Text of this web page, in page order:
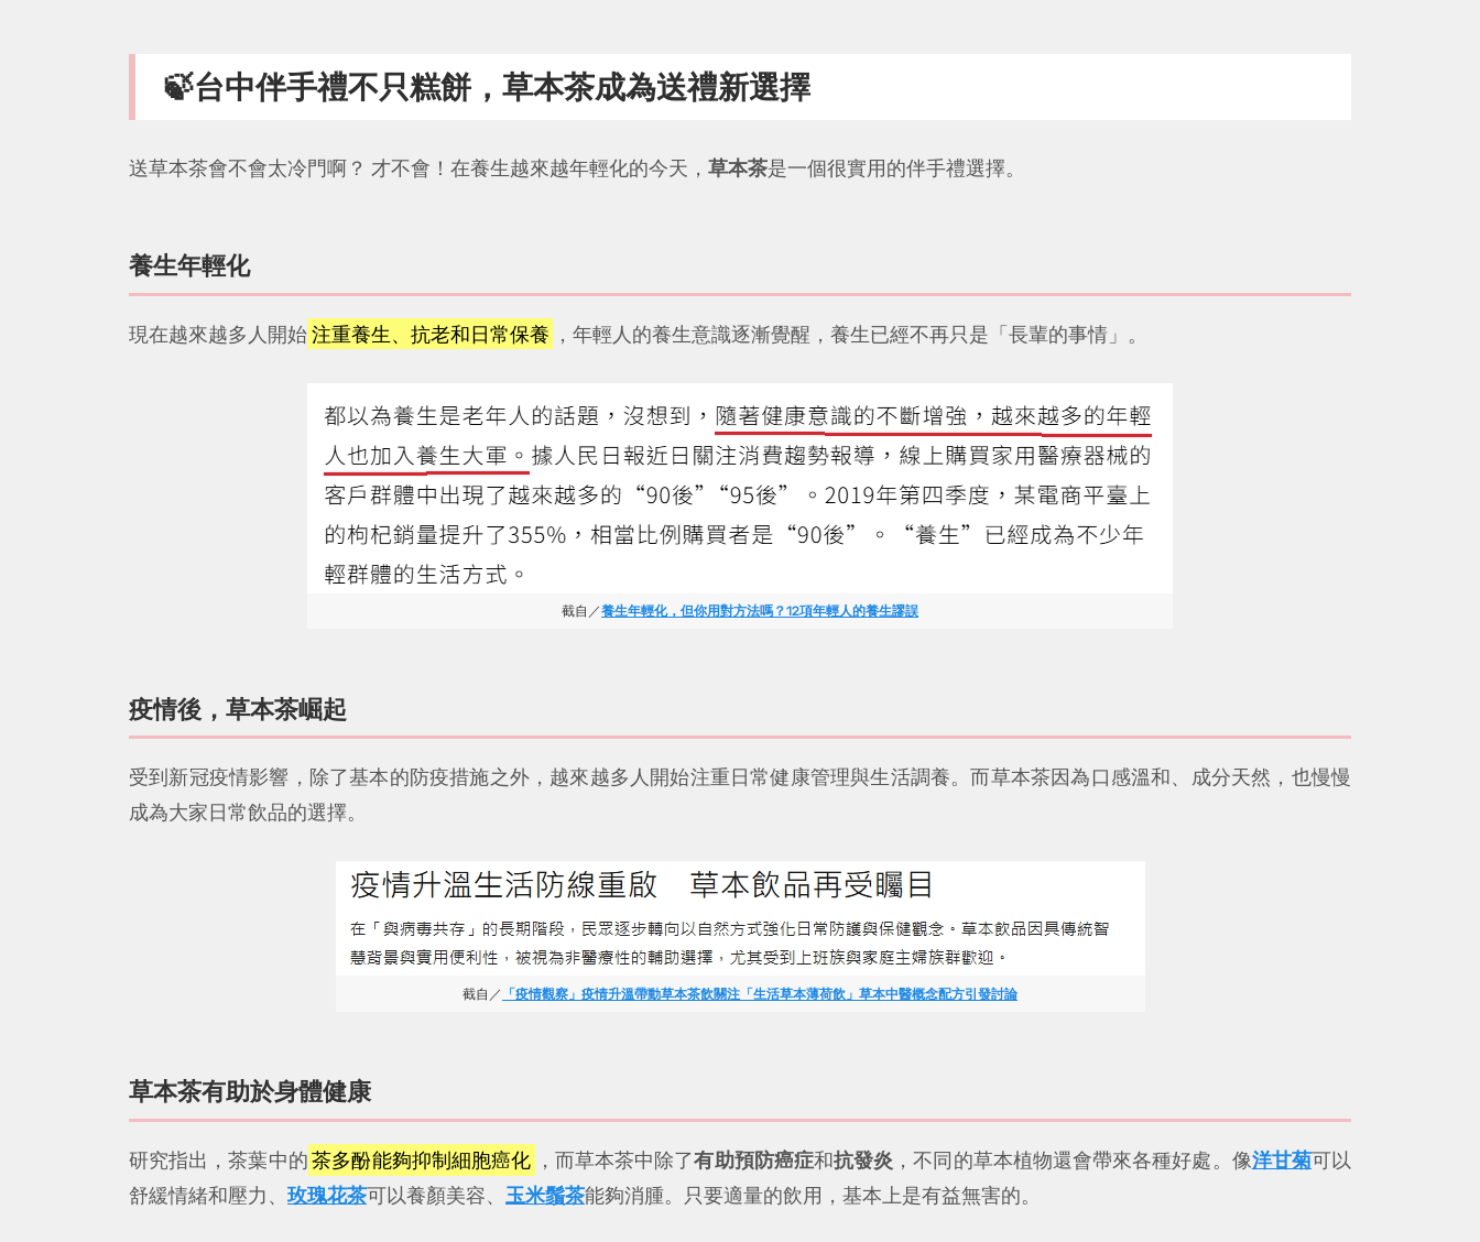
🍃台中伴手禮不只糕餅，草本茶成為送禮新選擇
送草本茶會不會太冷門啊？ 才不會！在養生越來越年輕化的今天， 草本茶是一個很實用的伴手禮選擇。
養生年輕化
現在越來越多人開始注重養生、抗老和日常保養 ，年輕人的養生意識逐漸覺醒，養生已經不再只是「長輩的事情」。
截自／養生年輕化，但你用對方法嗎？12項年輕人的養生謬誤
疫情後，草本茶崛起
受到新冠疫情影響，除了基本的防疫措施之外，越來越多人開始注重日常健康管理與生活調養。而草本茶因為口感溫和、成分天然，也慢慢
成為大家日常飲品的選擇。
截自／ 「疫情觀察」疫情升溫帶動草本茶飲關注「生活草本薄荷飲」草本中醫概念配方引發討論
草本茶有助於身體健康
研究指出，茶葉中的 茶多酚能夠抑制細胞癌化 ，而草本茶中除了有助預防癌症和抗發炎 ，不同的草本植物還會帶來各種好處。像洋甘菊可以
舒緩情緒和壓力、 玫瑰花茶可以養顏美容、 玉米鬚茶能夠消腫。只要適量的飲用，基本上是有益無害的。